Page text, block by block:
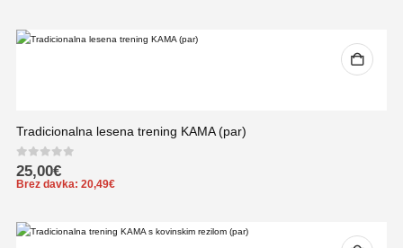
Tradicionalna lesena trening KAMA (par)
0out of 5
25,00€
Brez davka: 20,49€